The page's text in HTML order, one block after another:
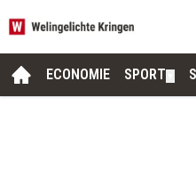
ECONOMIE SPORT